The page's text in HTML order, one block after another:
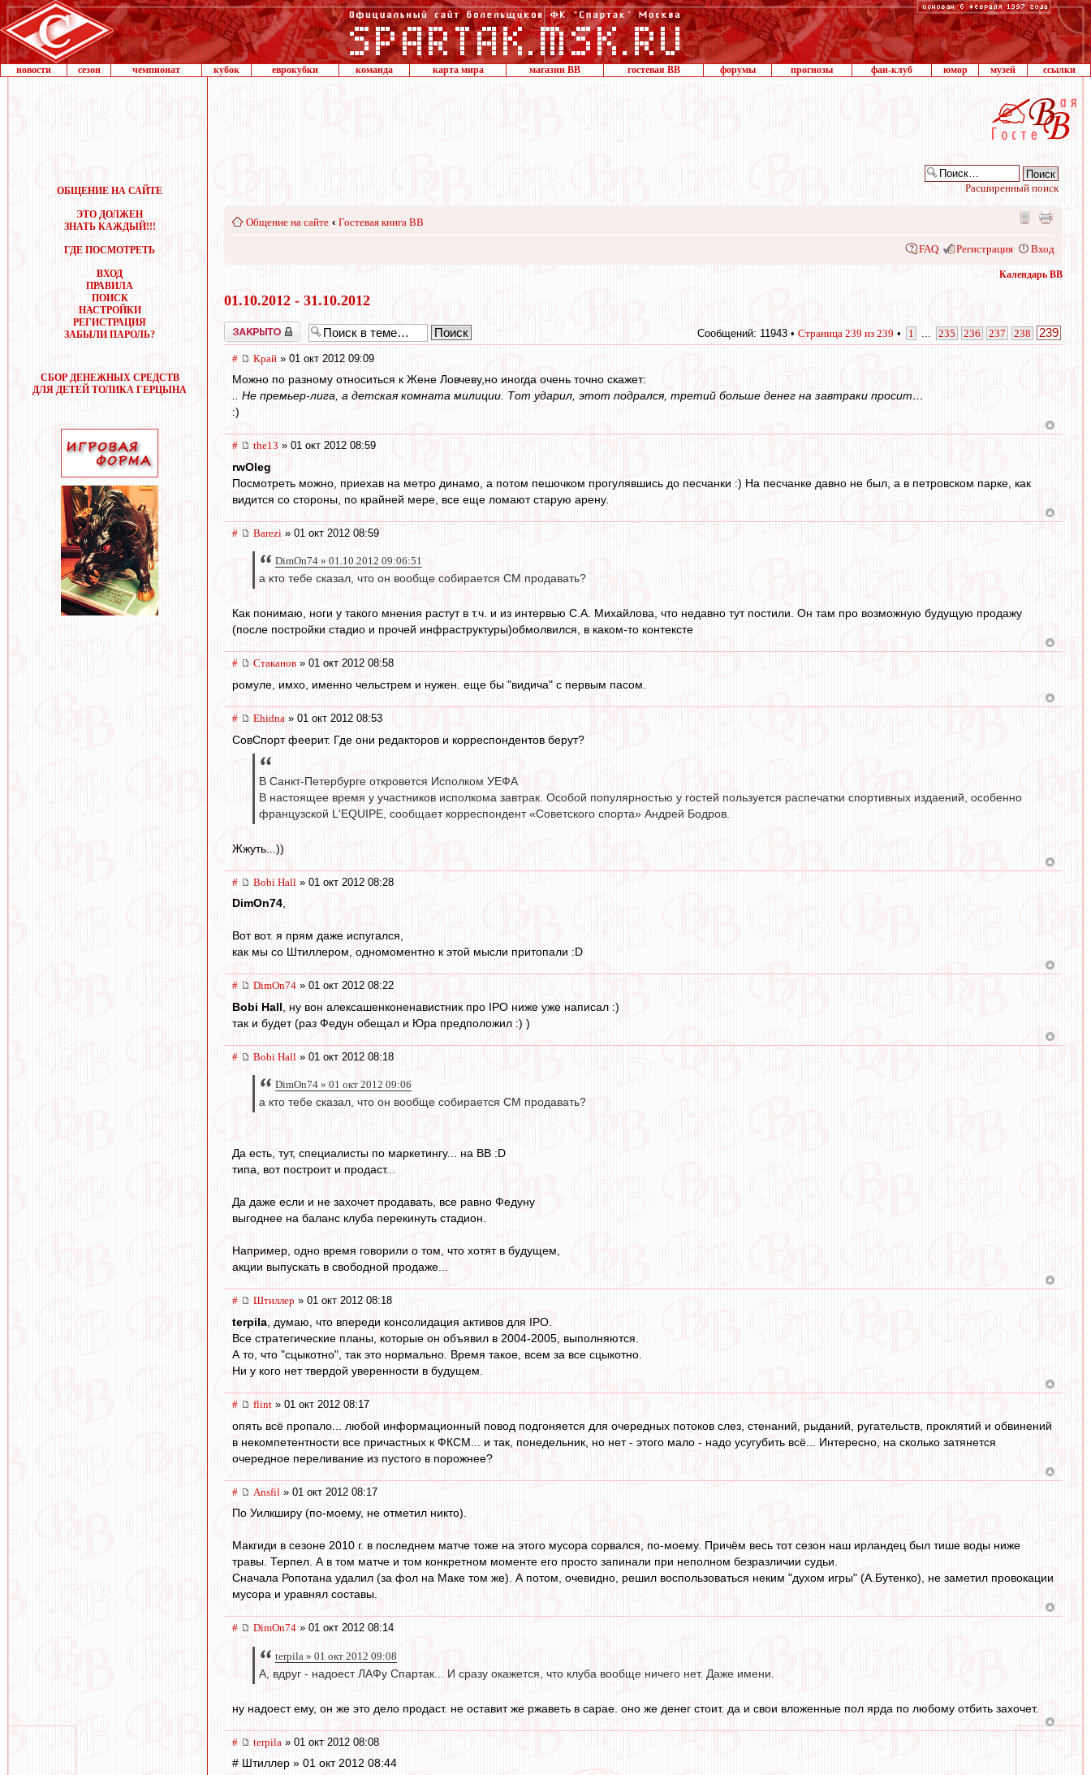
новости сезон чемпионат кубок еврокубки команда карта мира магазин ВВ гостевая ВВ форумы прогнозы фан-клуб юмор музей ссылки
ОБЩЕНИЕ НА САЙТЕ
ЭТО ДОЛЖЕН
ЗНАТЬ КАЖДЫЙ!!!
ГДЕ ПОСМОТРЕТЬ
ВХОД
ПРАВИЛА
ПОИСК
НАСТРОЙКИ
РЕГИСТРАЦИЯ
ЗАБЫЛИ ПАРОЛЬ?
СБОР ДЕНЕЖНЫХ СРЕДСТВ
ДЛЯ ДЕТЕЙ ТОЛИКА ГЕРЦЫНА
Расширенный поиск
Общение на сайте ‹ Гостевая книга ВВ
FAQ Регистрация Вход
Календарь ВВ
01.10.2012 - 31.10.2012
Закрыто Сообщений: 11943 • Страница 239 из 239 • 1 235 236 237 238 239
# Край » 01 окт 2012 09:09
Можно по разному относиться к Жене Ловчеву,но иногда очень точно скажет:
.. Не премьер-лига, а детская комната милиции. Тот ударил, этот подрался, третий больше денег на завтраки просит…
:)
# the13 » 01 окт 2012 08:59
rwOleg
Посмотреть можно, приехав на метро динамо, а потом пешочком прогулявшись до песчанки :) На песчанке давно не был, а в петровском парке, как
видится со стороны, по крайней мере, все еще ломают старую арену.
# Barezi » 01 окт 2012 08:59
DimOn74 » 01.10.2012 09:06:51
а кто тебе сказал, что он вообще собирается СМ продавать?
Как понимаю, ноги у такого мнения растут в т.ч. и из интервью С.А. Михайлова, что недавно тут постили. Он там про возможную будущую продажу
(после постройки стадио и прочей инфраструктуры)обмолвился, в каком-то контексте
# Cтаканов » 01 окт 2012 08:58
ромуле, имхо, именно чельстрем и нужен. еще бы "видича" с первым пасом.
# Ehidna » 01 окт 2012 08:53
СовСпорт феерит. Где они редакторов и корреспондентов берут?
В Санкт-Петербурге откровется Исполком УЕФА
В настоящее время у участников исполкома завтрак. Особой популярностью у гостей пользуется распечатки спортивных издаений, особенно
французской L'EQUIPE, сообщает корреспондент «Советского спорта» Андрей Бодров.
Жжуть...))
# Bobi Hall » 01 окт 2012 08:28
DimOn74
Вот вот. я прям даже испугался,
как мы со Штиллером, одномоментно к этой мысли притопали :D
# DimOn74 » 01 окт 2012 08:22
Bobi Hall , ну вон алексашенконенавистник про IPO ниже уже написал :)
так и будет (раз Федун обещал и Юра предположил :) )
# Bobi Hall » 01 окт 2012 08:18
DimOn74 » 01 окт 2012 09:06
а кто тебе сказал, что он вообще собирается СМ продавать?
Да есть, тут, специалисты по маркетингу... на ВВ :D
типа, вот построит и продаст...
Да даже если и не захочет продавать, все равно Федуну
выгоднее на баланс клуба перекинуть стадион.
Например, одно время говорили о том, что хотят в будущем,
акции выпускать в свободной продаже...
# Штиллер » 01 окт 2012 08:18
terpila , думаю, что впереди консолидация активов для IPO.
Все стратегические планы, которые он объявил в 2004-2005, выполняются.
А то, что "сцыкотно", так это нормально. Время такое, всем за все сцыкотно.
Ни у кого нет твердой уверенности в будущем.
# flint » 01 окт 2012 08:17
опять всё пропало... любой информационный повод подгоняется для очередных потоков слез, стенаний, рыданий, ругательств, проклятий и обвинений
в некомпетентности все причастных к ФКСМ... и так, понедельник, но нет - этого мало - надо усугубить всё... Интересно, на сколько затянется
очередное переливание из пустого в порожнее?
# Ansfil » 01 окт 2012 08:17
По Уилкширу (по-моему, не отметил никто).
Макгиди в сезоне 2010 г. в последнем матче тоже на этого мусора сорвался, по-моему. Причём весь тот сезон наш ирландец был тише воды ниже
травы. Терпел. А в том матче и том конкретном моменте его просто запинали при неполном безразличии судьи.
Сначала Ропотана удалил (за фол на Маке том же). А потом, очевидно, решил воспользоваться неким "духом игры" (А.Бутенко), не заметил провокации
мусора и уравнял составы.
# DimOn74 » 01 окт 2012 08:14
terpila » 01 окт 2012 09:08
А, вдруг - надоест ЛАФу Спартак... И сразу окажется, что клуба вообще ничего нет. Даже имени.
ну надоест ему, он же это дело продаст. не оставит же ржаветь в сарае. оно же денег стоит. да и свои вложенные пол ярда по любому отбить захочет.
# terpila » 01 окт 2012 08:08
# Штиллер » 01 окт 2012 08:44